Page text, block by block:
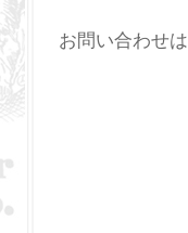
お問い合わせは